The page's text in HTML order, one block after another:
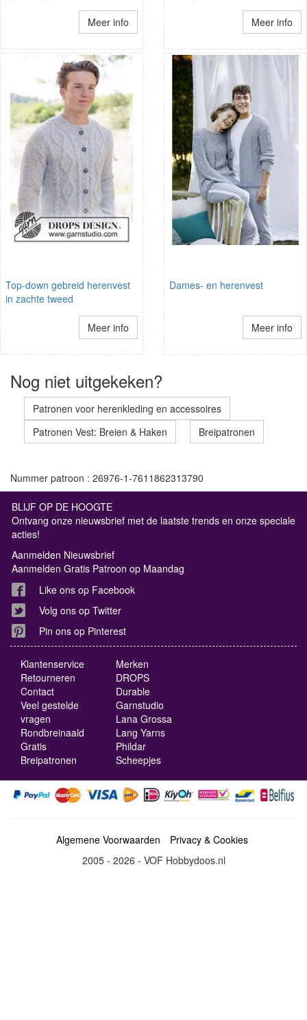
Meer info Meer info
Top-down gebreid herenvest
in zachte tweed
Meer info
Dames- en herenvest
Meer info
Nog niet uitgekeken?
Patronen voor herenkleding en accessoires
Patronen Vest: Breien & Haken
Breipatronen
Nummer patroon : 26976-1-7611862313790
BLIJF OP DE HOOGTE
Ontvang onze nieuwsbrief met de laatste trends en onze speciale
acties!
Aanmelden Nieuwsbrief
Aanmelden Gratis Patroon op Maandag
Like ons op Facebook
Volg ons op Twitter
Pin ons op Pinterest
Klantenservice
Retourneren
Contact
Veel gestelde
vragen
Rondbreinaald
Gratis
Breipatronen
Merken
DROPS
Durable
Garnstudio
Lana Grossa
Lang Yarns
Phildar
Scheepjes
Algemene Voorwaarden
Privacy & Cookies
2005 - 2026 - VOF Hobbydoos.nl